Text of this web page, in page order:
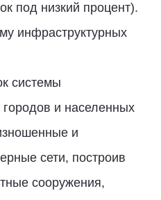
под низкий процент).
инфраструктурных
системы
и населенных
и
сети, построив
сооружения,